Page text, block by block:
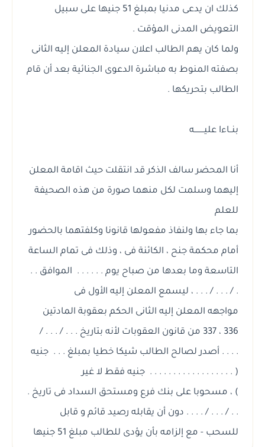
كذلك ان يدعى مدنيا بمبلغ 51 جنيها على سبيل
التعويض المدنى المؤقت .
ولما كان يهم الطالب اعلان سيادة المعلن إليه الثانى
بصفته المنوط به مباشرة الدعوى الجنائية بعد أن قام
الطالب بتحريكها .
بنــاءا عليــــــــه
أنا المحضر سالف الذكر قد انتقلت حيث اقامة المعلن
إليهما وسلمت لكل منهما صورة من هذه الصحيفة
للعلم
بما جاء بها ولنفاذ مفعولها قانونا وكلفتهما بالحضور
أمام محكمة جنح ، الكائنة فى ، وذلك فى تمام الساعة
التاسعة وما بعدها من صباح يوم . . . . . . الموافق . .
. / . . . / . . . ، ليسمع المعلن إليه الأول فى
مواجهه المعلن إليه الثانى الحكم بعقوبة المادتين
336 ، 337 من قانون العقوبات لأنه بتاريخ . . . / . . . /
. . . . أصدر لصالح الطالب شيكا خطيا بمبلغ . . . جنيه
( . . . . . . . . . . . . . . . . . . جنيه فقط لا غير
) ، مسحوبا على بنك فرع ومستحق السداد فى تاريخ .
. . / . . . / . . . . دون أن يقابله رصيد قائم و قابل
للسحب - مع إلزامه بأن يؤدى للطالب مبلغ 51 جنيها